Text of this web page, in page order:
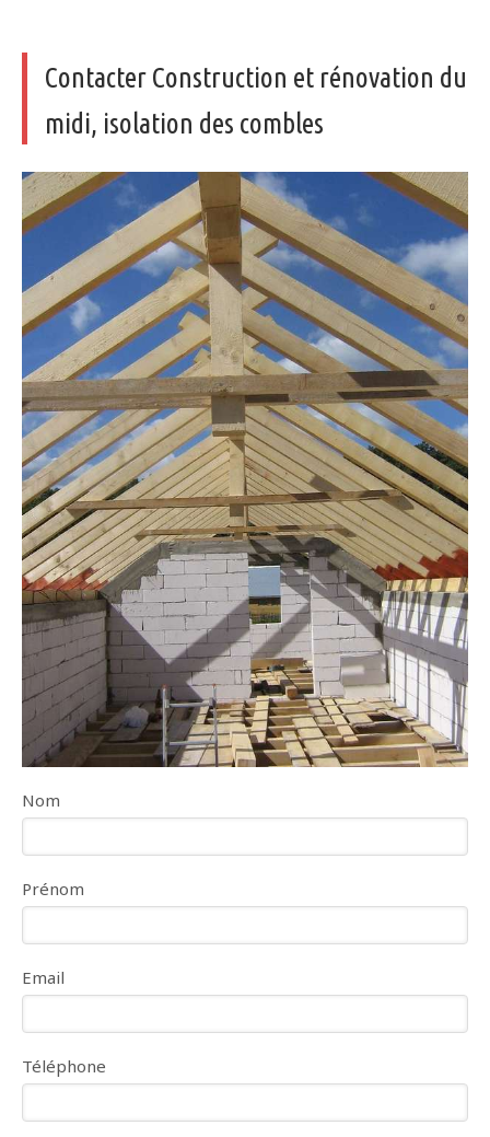
Contacter Construction et rénovation du
midi, isolation des combles
Nom
Prénom
Email
Téléphone